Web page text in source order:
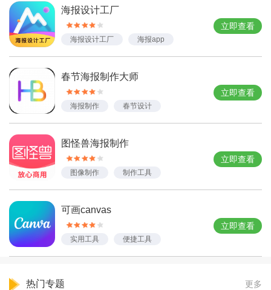
海报设计工厂
海报设计工厂
海报app
设计app
立即查看
春节海报制作大师
海报制作 春节设计
立即查看
图怪兽海报制作
图像制作 制作工具
立即查看
可画canvas
实用工具 便捷工具
立即查看
热门专题 更多